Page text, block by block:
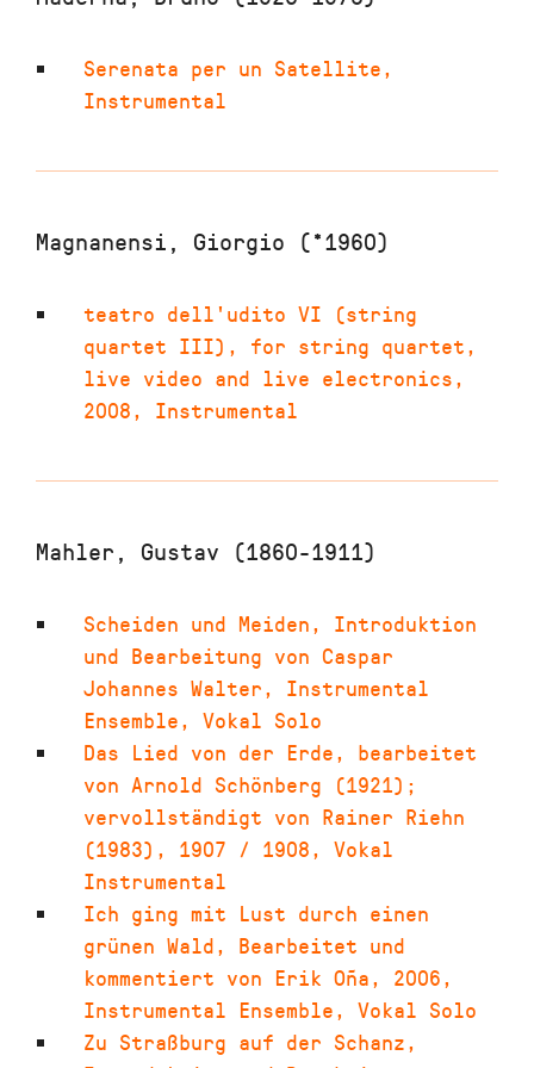
Serenata per un Satellite,
Instrumental
Magnanensi, Giorgio (*1960)
teatro dell'udito VI (string
quartet III) , for string quartet,
live video and live electronics,
2008, Instrumental
Mahler, Gustav (1860-1911)
Scheiden und Meiden, Introduktion
und Bearbeitung von Caspar
Johannes Walter, Instrumental
Ensemble, Vokal Solo
Das Lied von der Erde, bearbeitet
von Arnold Schönberg (1921);
vervollständigt von Rainer Riehn
(1983) , 1907 / 1908, Vokal
Instrumental
Ich ging mit Lust durch einen
grünen Wald, Bearbeitet und
kommentiert von Erik Oña, 2006,
Instrumental Ensemble, Vokal Solo
Zu Straßburg auf der Schanz,